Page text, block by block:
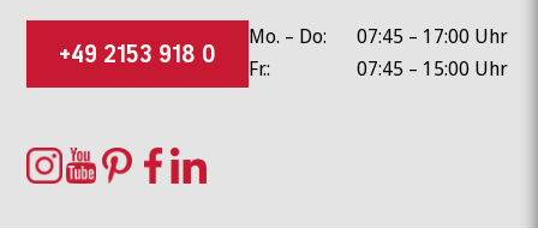
+49 2153 918 0
Mo. – Do:
07:45 – 17:00 Uhr
Fr.:
07:45 – 15:00 Uhr